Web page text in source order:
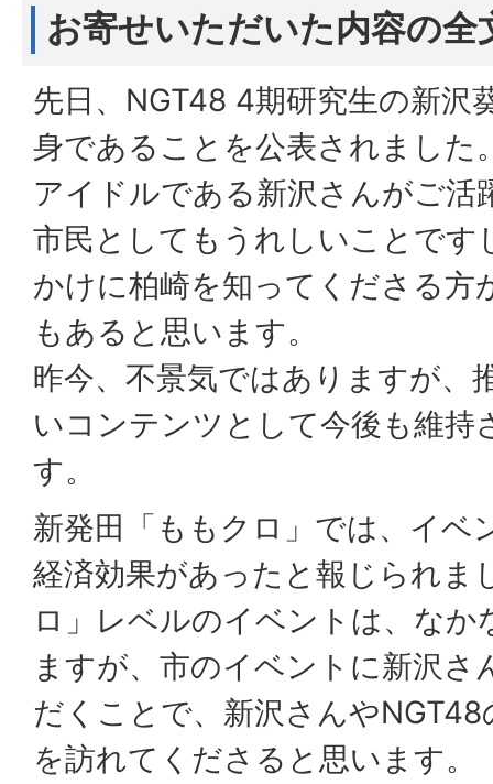
お寄せいただいた内容の全
先日、NGT48 4期研究生の新沢
身であることを公表されました
アイドルである新沢さんがご活
市民としてもうれしいことです
かけに柏崎を知ってくださる方
もあると思います。
昨今、不景気ではありますが、
いコンテンツとして今後も維持
す。
新発田「ももクロ」では、イベ
経済効果があったと報じられま
ロ」レベルのイベントは、なか
ますが、市のイベントに新沢さ
だくことで、新沢さんや
を訪れてくださると思います。